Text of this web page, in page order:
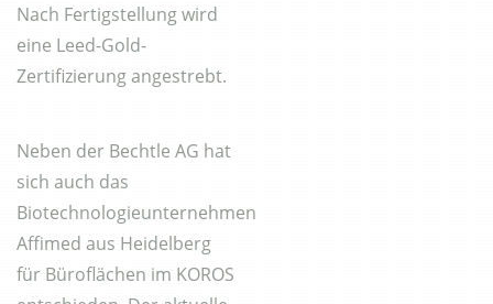
Nach Fertigstellung wird
eine Leed-Gold-
Zertifizierung angestrebt.
Neben der Bechtle AG hat
sich auch das
Biotechnologieunternehmen
Affimed aus Heidelberg
für Büroflächen im KOROS